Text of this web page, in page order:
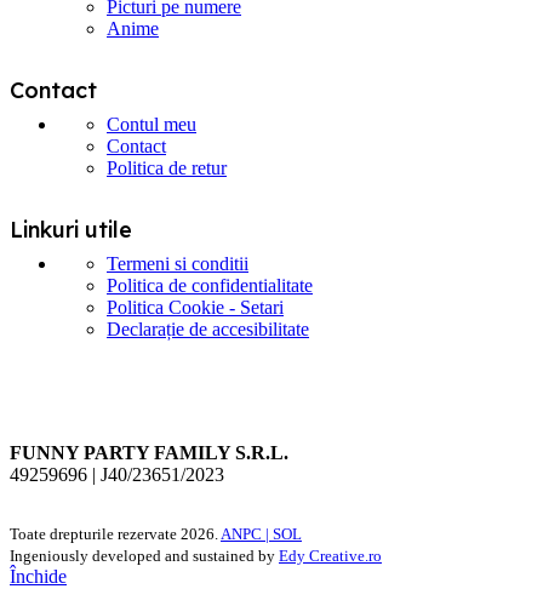
Picturi pe numere
Anime
Contact
Contul meu
Contact
Politica de retur
Linkuri utile
Termeni si conditii
Politica de confidentialitate
Politica Cookie - Setari
Declarație de accesibilitate
FUNNY PARTY FAMILY S.R.L.
49259696 | J40/23651/2023
Toate drepturile rezervate 2026.ANPC | SOL
Ingeniously developed and sustained by Edy Creative.ro
Închide